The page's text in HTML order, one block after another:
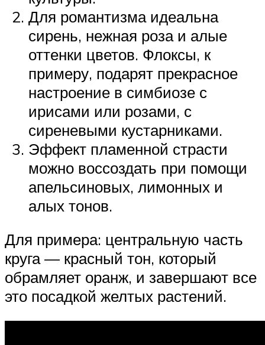
Для романтизма идеальна
сирень, нежная роза и алые
оттенки цветов. Флоксы, к
примеру, подарят прекрасное
настроение в симбиозе с
ирисами или розами, с
сиреневыми кустарниками.
Эффект пламенной страсти
можно воссоздать при помощи
апельсиновых, лимонных и
алых тонов.
Для примера: центральную часть
круга — красный тон, который
обрамляет оранж, и завершают все
это посадкой желтых растений.